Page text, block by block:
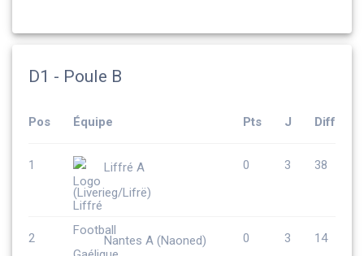
D1 - Poule B
Pos Équipe Pts J Diff
1
Liffré A
(Liverieg/Lifrë)
0 3 38
2 Nantes A (Naoned) 0 3 14